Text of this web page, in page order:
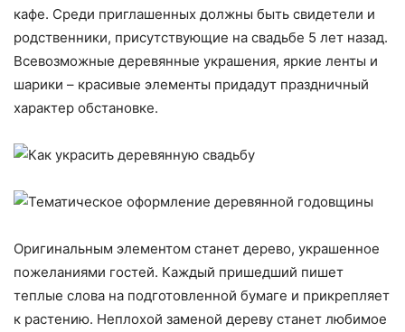
кафе. Среди приглашенных должны быть свидетели и
родственники, присутствующие на свадьбе 5 лет назад.
Всевозможные деревянные украшения, яркие ленты и
шарики – красивые элементы придадут праздничный
характер обстановке.
Оригинальным элементом станет дерево, украшенное
пожеланиями гостей. Каждый пришедший пишет
теплые слова на подготовленной бумаге и прикрепляет
к растению. Неплохой заменой дереву станет любимое